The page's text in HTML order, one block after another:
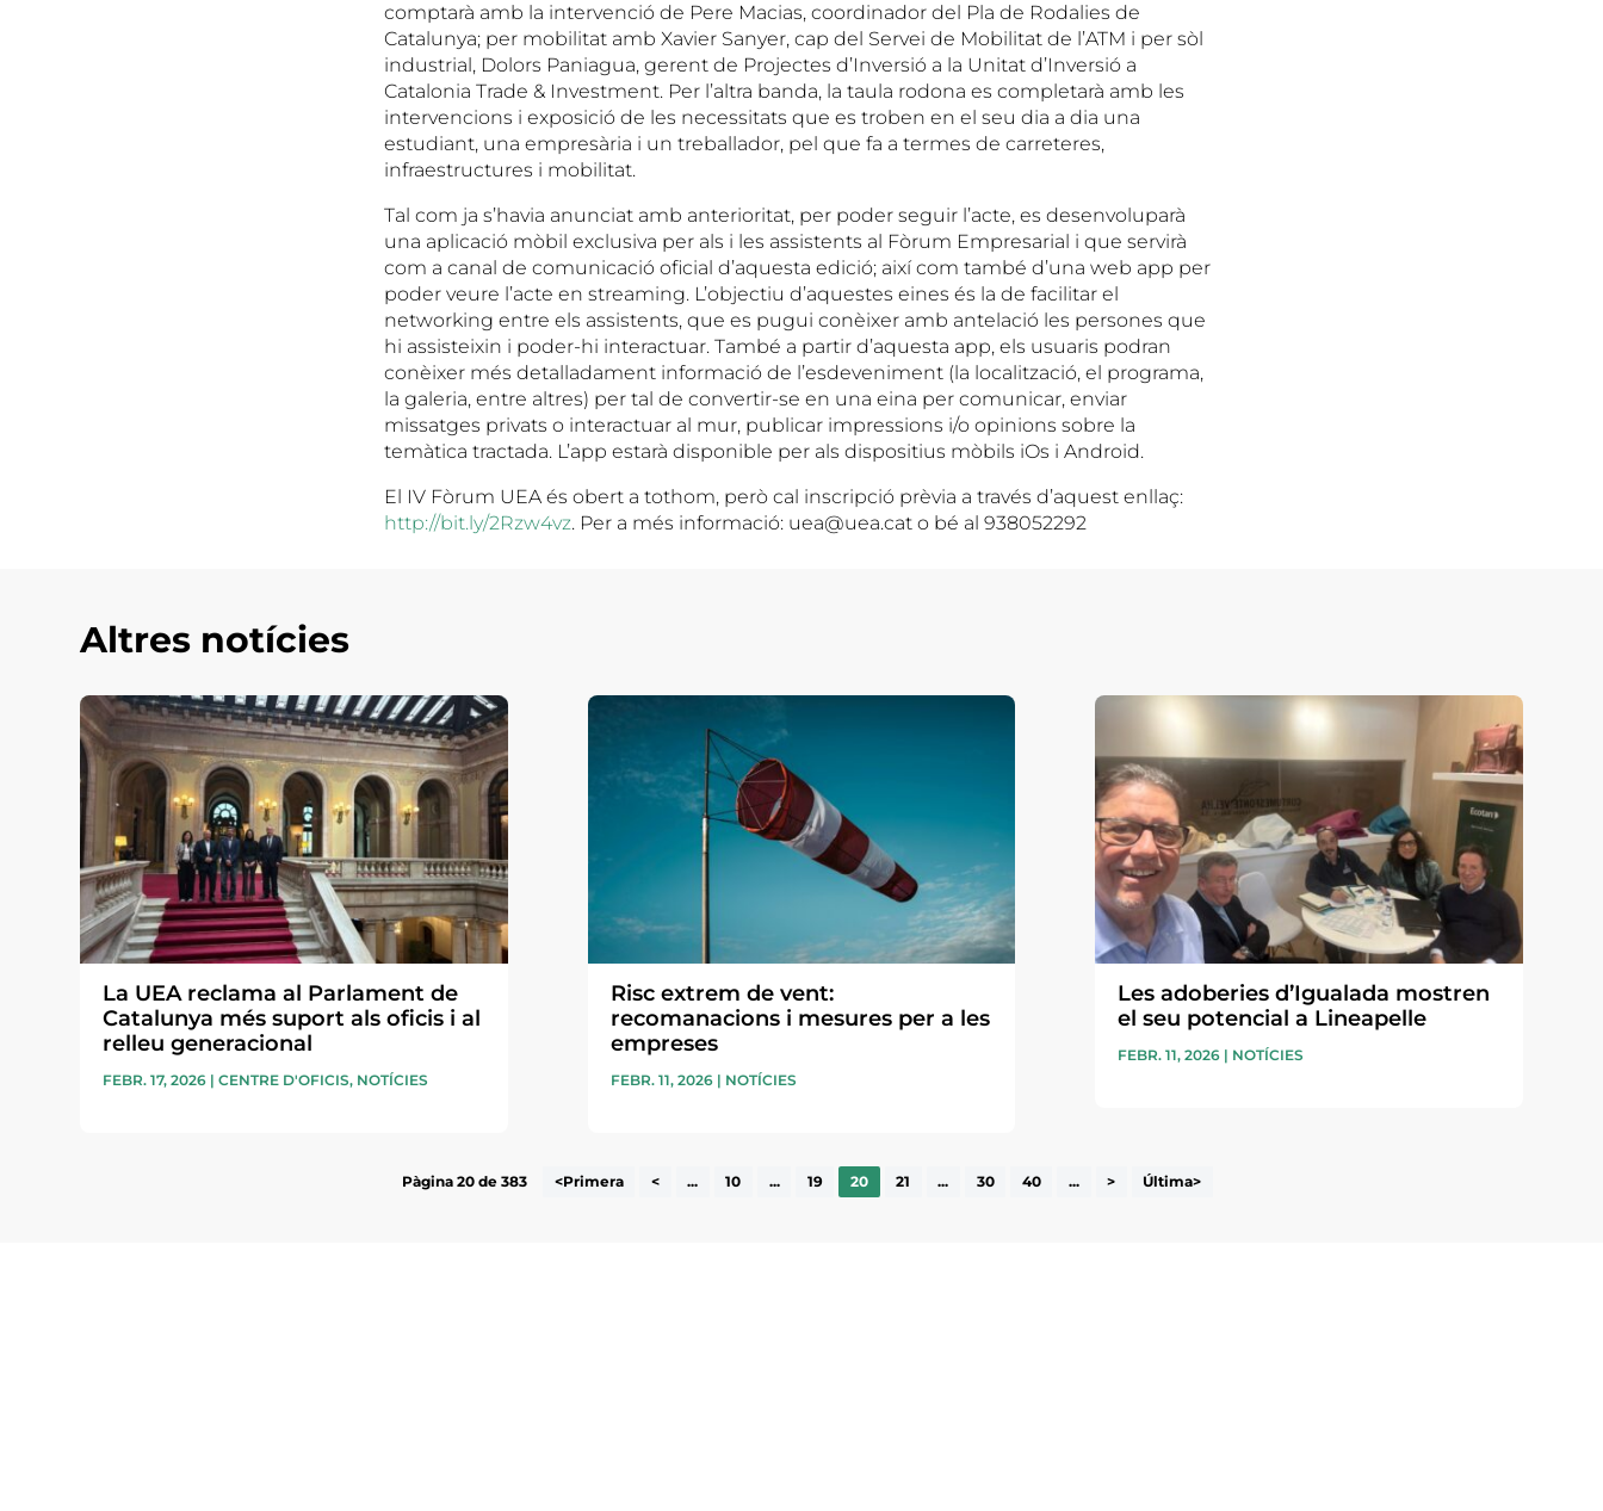
comptarà amb la intervenció de Pere Macias, coordinador del Pla de Rodalies de
Catalunya; per mobilitat amb Xavier Sanyer, cap del Servei de Mobilitat de l’ATM i per sòl
industrial, Dolors Paniagua, gerent de Projectes d’Inversió a la Unitat d’Inversió a
Catalonia Trade & Investment. Per l’altra banda, la taula rodona es completarà amb les
intervencions i exposició de les necessitats que es troben en el seu dia a dia una
estudiant, una empresària i un treballador, pel que fa a termes de carreteres,
infraestructures i mobilitat.
Tal com ja s’havia anunciat amb anterioritat, per poder seguir l’acte, es desenvoluparà
una aplicació mòbil exclusiva per als i les assistents al Fòrum Empresarial i que servirà
com a canal de comunicació oficial d’aquesta edició; així com també d’una web app per
poder veure l’acte en streaming. L’objectiu d’aquestes eines és la de facilitar el
networking entre els assistents, que es pugui conèixer amb antelació les persones que
hi assisteixin i poder-hi interactuar. També a partir d’aquesta app, els usuaris podran
conèixer més detalladament informació de l’esdeveniment (la localització, el programa,
la galeria, entre altres) per tal de convertir-se en una eina per comunicar, enviar
missatges privats o interactuar al mur, publicar impressions i/o opinions sobre la
temàtica tractada. L’app estarà disponible per als dispositius mòbils iOs i Android.
El IV Fòrum UEA és obert a tothom, però cal inscripció prèvia a través d’aquest enllaç:
http://bit.ly/2Rzw4vz. Per a més informació: uea@uea.cat o bé al 938052292
Altres notícies
La UEA reclama al Parlament de
Catalunya més suport als oficis i al
relleu generacional
FEBR. 17, 2026 |CENTRE D'OFICIS, NOTÍCIES
Risc extrem de vent:
recomanacions i mesures per a les
empreses
FEBR. 11, 2026| NOTÍCIES
Les adoberies d’Igualada mostren
el seu potencial a Lineapelle
FEBR. 11, 2026| NOTÍCIES
Pàgina 20 de 383 <Primera < ... 10 ... 19 20 21 ... 30 40 ... > Última>